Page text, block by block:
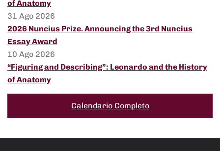
of Anatomy
31 Ago 2026
2026 Nuncius Prize. Announcing the 3rd Nuncius
Essay Award
10 Ago 2026
“Figuring and Describing”: Leonardo and the History
of Anatomy
Calendario Completo